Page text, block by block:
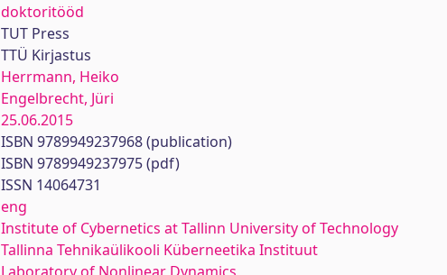
doktoritööd
TUT Press
TTÜ Kirjastus
Herrmann, Heiko
Engelbrecht, Jüri
25.06.2015
ISBN 9789949237968 (publication)
ISBN 9789949237975 (pdf)
ISSN 14064731
eng
Institute of Cybernetics at Tallinn University of Technology
Tallinna Tehnikaülikooli Küberneetika Instituut